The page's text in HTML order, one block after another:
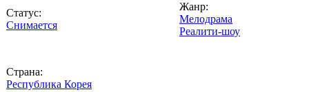
Статус:
Снимается
Страна:
Республика Корея
Жанр:
Мелодрама
Реалити-шоу